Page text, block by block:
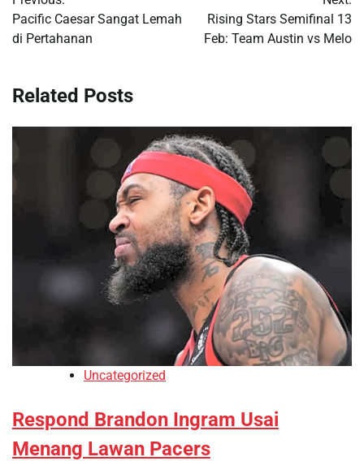
navigation
Pacific Caesar Sangat Lemah
di Pertahanan
Rising Stars Semifinal 13
Feb: Team Austin vs Melo
Related Posts
Uncategorized
Respond Brandon Ingram Usai
Menang Lawan Pacers